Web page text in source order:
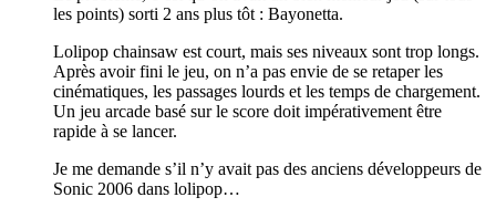
les points) sorti 2 ans plus tôt : Bayonetta.
Lolipop chainsaw est court, mais ses niveaux sont trop longs.
Après avoir fini le jeu, on n’a pas envie de se retaper les
cinématiques, les passages lourds et les temps de chargement.
Un jeu arcade basé sur le score doit impérativement être
rapide à se lancer.
Je me demande s’il n’y avait pas des anciens développeurs de
Sonic 2006 dans lolipop…